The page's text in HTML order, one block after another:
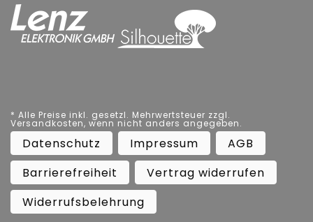
* Alle Preise inkl. gesetzl. Mehrwertsteuer zzgl.
Versandkosten, wenn nicht anders angegeben.
Datenschutz Impressum
AGB
Barrierefreiheit
Vertrag widerrufen
Widerrufsbelehrung